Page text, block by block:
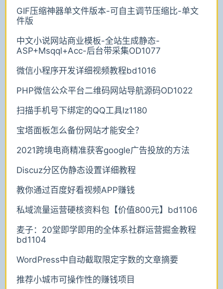
GIF压缩神器单文件版本-可自主调节压缩比-单文
件版
中文小说网站商业模板-全站生成静态-
ASP+Msqql+Acc-后台带采集OD1077
微信小程序开发详细视频教程bd1016
PHP微信公众平台二维码网站导航源码OD1022
扫描手机号下绑定的QQ工具lz1180
宝塔面板怎么备份网站才能安全？
2021跨境电商精准获客google广告投放的方法
Discuz分区伪静态设置详细教程
教你通过百度好看视频APP赚钱
私域流量运营硬核资料包【价值800元】bd1106
麦子：20堂即学即用的全体系社群运营掘金教程
bd1104
WordPress中自动截取限定字数的文章摘要
推荐小城市可操作性的赚钱项目